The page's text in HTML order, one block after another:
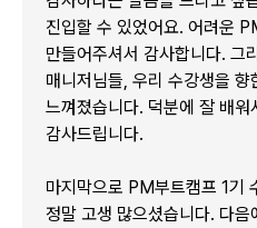
진입할 수 있었어요. 어려운
만들어주셔서 감사합니다. 그
매니저님들, 우리 수강생을
느껴졌습니다. 덕분에 잘 배
감사드립니다.
마지막으로 PM부트캠프 1기
정말 고생 많으셨습니다. 다음